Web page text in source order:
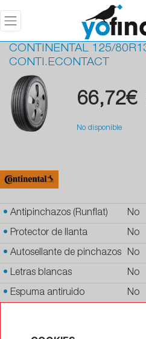
CONTINENTAL 125/
CONTI.ECONTACT
66,72€
No disponible
• Antipinchazos (Runflat) No
• Protector de llanta No
• Autosellante de pinchazos No
• Letras blancas No
• Espuma antiruido No